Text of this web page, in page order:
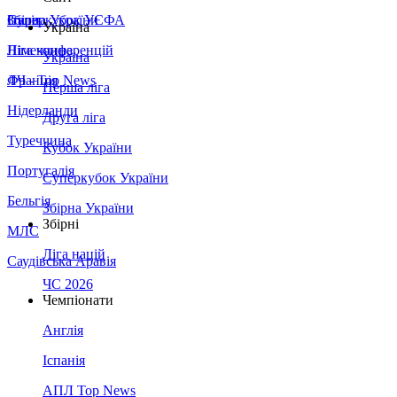
Збірна України
Італія
Німеччина
Франція
Нідерланди
Туреччина
Португалія
Бельгія
МЛС
Саудівська Аравія
Суперкубок УЄФА
Ліга конференцій
ЛЧ - Top News
Україна
Україна
Перша ліга
Друга ліга
Кубок України
Суперкубок України
Збірна України
Збірні
Ліга націй
ЧС 2026
Чемпіонати
Англія
Іспанія
АПЛ Top News